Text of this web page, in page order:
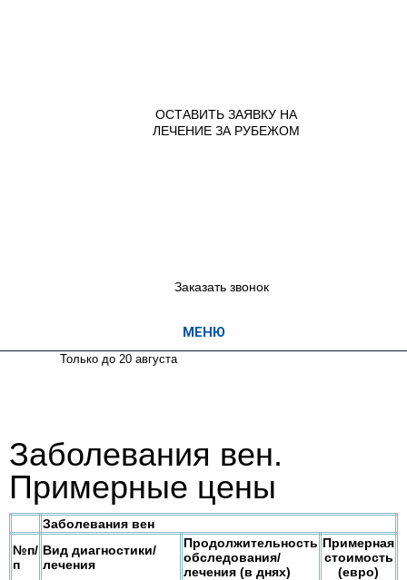
ОСТАВИТЬ ЗАЯВКУ НА
ЛЕЧЕНИЕ ЗА РУБЕЖОМ
Заказать звонок
Только до 20 августа
Заболевания вен.
Примерные цены
Заболевания вен
№п/
п
Вид диагностики/
лечения
Продолжительность
обследования/
лечения (в днях)
Примерная
стоимость
(евро)